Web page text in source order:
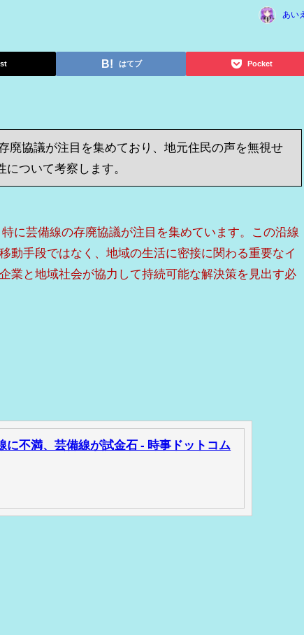
あい
はてブ Pocket
廃協議が注目を集めており、地元住民の声を無視せ
ついて考察します。
に芸備線の存廃協議が注目を集めています。この沿線
動手段ではなく、地域の生活に密接に関わる重要なイ
業と地域社会が協力して持続可能な解決策を見出す必
に不満、芸備線が試金石 - 時事ドットコム